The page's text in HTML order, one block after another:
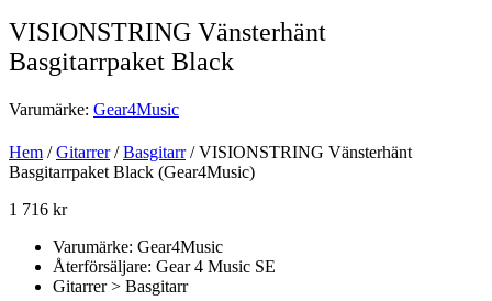
VISIONSTRING Vänsterhänt
Basgitarrpaket Black
Varumärke: Gear4Music
Hem /Gitarrer/Basgitarr/ VISIONSTRING Vänsterhänt
Basgitarrpaket Black (Gear4Music)
1 716 kr
Varumärke: Gear4Music
Återförsäljare: Gear 4 Music SE
Gitarrer > Basgitarr